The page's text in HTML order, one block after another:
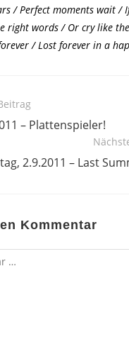
/ Perfect moments wait /
right words / Or cry like
/ Lost forever in a
– Plattenspieler!
2.9.2011 – Last
Kommentar